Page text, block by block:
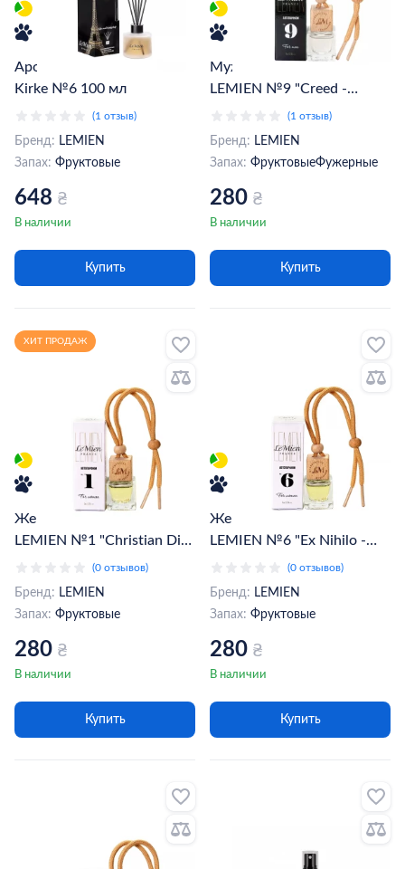
Аромадиффузор LeMien
Kirke №6 100 мл
(1 отзыв)
Бренд: LEMIEN
Запах: Фруктовые
648 ₴
В наличии
Купить
Мужской автопарфюм
LEMIEN №9 "Creed -
Aventus" (010905)
(1 отзыв)
Бренд: LEMIEN
Запах: ФруктовыеФужерные
280 ₴
В наличии
Купить
ХИТ ПРОДАЖ
Женский автопарфюм
LEMIEN №1 "Сhristian Dior
- Jadore" (020102)
(0 отзывов)
Бренд: LEMIEN
Запах: Фруктовые
280 ₴
В наличии
Купить
Женский автопарфюм
LEMIEN №6 "Ex Nihilo -
Fleur Narcotique" (020607)
(0 отзывов)
Бренд: LEMIEN
Запах: Фруктовые
280 ₴
В наличии
Купить